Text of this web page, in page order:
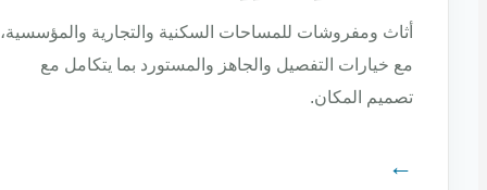
أثاث ومفروشات للمساحات السكنية والتجارية والمؤسسية،
مع خيارات التفصيل والجاهز والمستورد بما يتكامل مع
تصميم المكان.